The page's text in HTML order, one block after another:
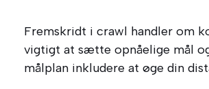
Fremskridt i crawl handler om
vigtigt at sætte opnåelige mål
målplan inkludere at øge din